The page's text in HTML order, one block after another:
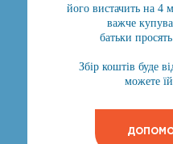
його вистачить на 4
важче
батьки
Збір коштів буде
можете